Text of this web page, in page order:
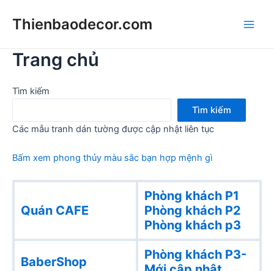
Thienbaodecor.com
Trang chủ
Tìm kiếm
Tìm kiếm
Các mẫu tranh dán tường được cập nhật liên tục
Bấm xem phong thủy màu sắc bạn hợp mệnh gì
Quán CAFE
Phòng khách P1
Phòng khách P2
Phòng khách p3
BaberShop
Phòng khách P3-